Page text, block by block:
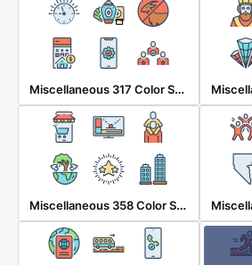
Miscellaneous 317 Color Shadow
Miscellaneous 358 Color Shadow